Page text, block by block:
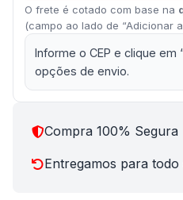
O frete é cotado com base na
(campo ao lado de “Adicionar
Informe o CEP e clique em
opções de envio.
Compra 100% Segura
Entregamos para todo